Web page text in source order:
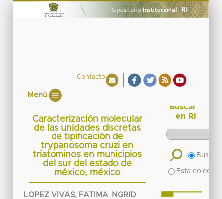
Contacto
Menú
Caracterización molecular
de las unidades discretas
de tipificación de
trypanosoma cruzi en
triatominos en municipios
del sur del estado de
méxico, méxico
LOPEZ VIVAS, FATIMA INGRID
Buscar
en RI
Buscar
Esta